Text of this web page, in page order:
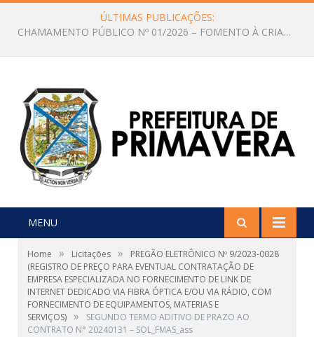
ÚLTIMAS PUBLICAÇÕES:
Edital de Convocação Nº 001/2026 CMDCA
MENU
Home » Licitações »
PREGÃO ELETRÔNICO Nº 9/2023-0028
(REGISTRO DE PREÇO PARA EVENTUAL CONTRATAÇÃO DE
EMPRESA ESPECIALIZADA NO FORNECIMENTO DE LINK DE
INTERNET DEDICADO VIA FIBRA ÓPTICA E/OU VIA RÁDIO, COM
FORNECIMENTO DE EQUIPAMENTOS, MATERIAS E
SERVIÇOS) »
SEGUNDO TERMO ADITIVO DE PRAZO AO
CONTRATO N° 20240131 – SOL_FMAS_ass